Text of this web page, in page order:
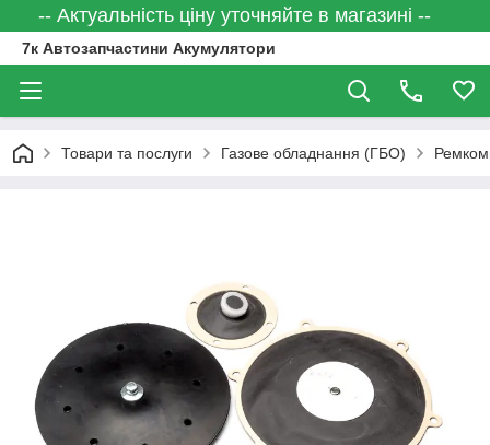
-- Актуальність ціну уточняйте в магазині --
7к Автозапчастини Акумулятори
Товари та послуги Газове обладнання (ГБО)